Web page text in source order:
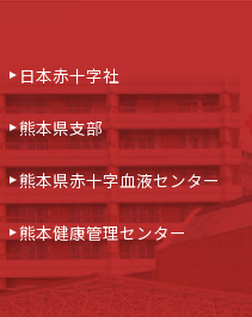
日本赤十字社
熊本県支部
熊本県赤十字血液センター
熊本健康管理センター